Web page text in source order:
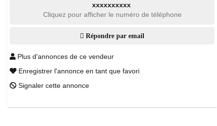
xxxxxxxxxx
Cliquez pour afficher le numéro de téléphone
Répondre par email
Plus d'annonces de ce vendeur
Enregistrer l'annonce en tant que favori
Signaler cette annonce